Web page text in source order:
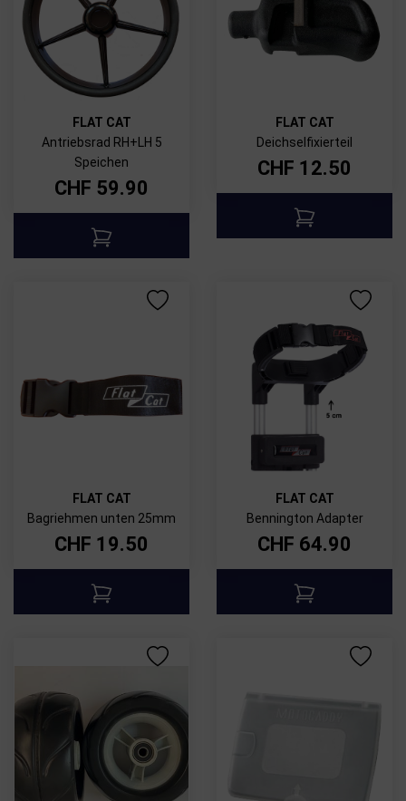
FLAT CAT
Antriebsrad RH+LH 5
Speichen
CHF 59.90
FLAT CAT
Deichselfixierteil
CHF 12.50
FLAT CAT
Bagriehmen unten 25mm
CHF 19.50
FLAT CAT
Bennington Adapter
CHF 64.90